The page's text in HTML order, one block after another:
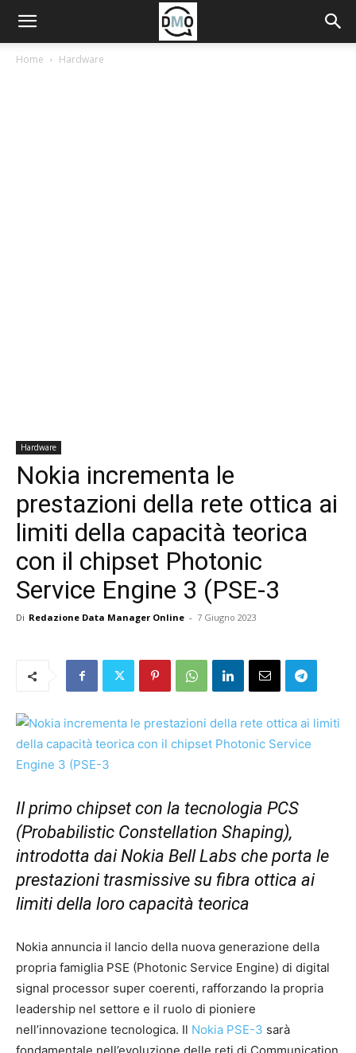
Home Hardware
Hardware
Nokia incrementa le
prestazioni della rete ottica ai
limiti della capacità teorica
con il chipset Photonic
Service Engine 3 (PSE-3
Di Redazione Data Manager Online - 7 Giugno 2023
Il primo chipset con la tecnologia PCS
(Probabilistic Constellation Shaping),
introdotta dai Nokia Bell Labs che porta le
prestazioni trasmissive su fibra ottica ai
limiti della loro capacità teorica
Nokia annuncia il lancio della nuova generazione della
propria famiglia PSE (Photonic Service Engine) di digital
signal processor super coerenti, rafforzando la propria
leadership nel settore e il ruolo di pioniere
nell’innovazione tecnologica. Il Nokia PSE-3 sarà